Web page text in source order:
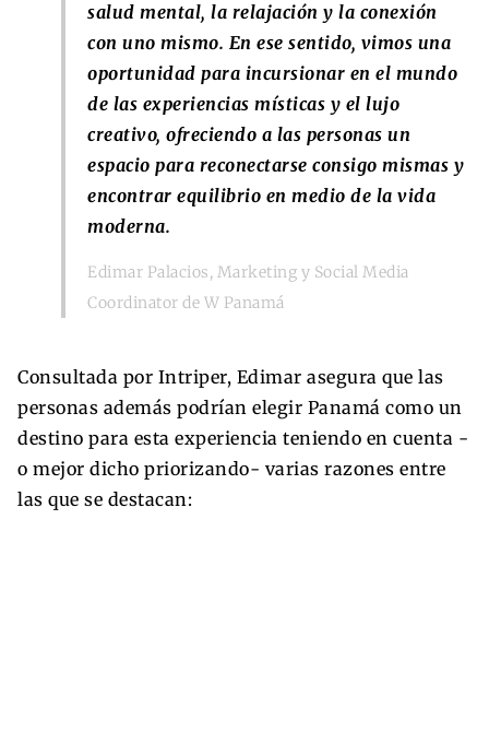
salud mental, la relajación y la conexión
con uno mismo. En ese sentido, vimos una
oportunidad para incursionar en el mundo
de las experiencias místicas y el lujo
creativo, ofreciendo a las personas un
espacio para reconectarse consigo mismas y
encontrar equilibrio en medio de la vida
moderna.
Edimar Palacios, Marketing y Social Media
Coordinator de W Panamá
Consultada por Intriper, Edimar asegura que las
personas además podrían elegir Panamá como un
destino para esta experiencia teniendo en cuenta -
o mejor dicho priorizando- varias razones entre
las que se destacan: